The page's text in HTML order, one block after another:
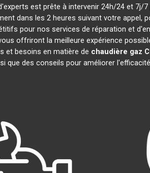
est prête à intervenir 24h/24 et 7j/
dans les 2 heures suivant votre appel,
pour nos services de réparation et
offriront la meilleure expérience
et besoins en matière de chaudière gaz
que des conseils pour améliorer